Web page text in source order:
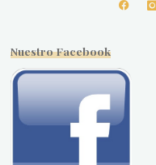
Nuestro Facebook